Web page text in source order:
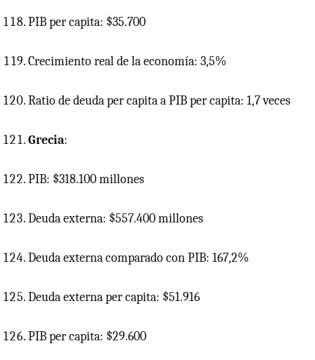
PIBper capita: $35.700
Crecimiento real de la economía: 3,5%
Ratio de deuda per capita aPIBper capita: 1,7 veces
Grecia:
PIB: $318.100 millones
Deuda externa: $557.400 millones
Deuda externa comparado con PIB: 167,2%
Deuda externa per capita: $51.916
PIBper capita: $29.600